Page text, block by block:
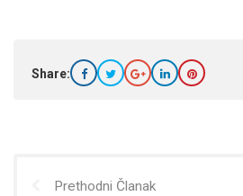
Share:
Prethodni Članak